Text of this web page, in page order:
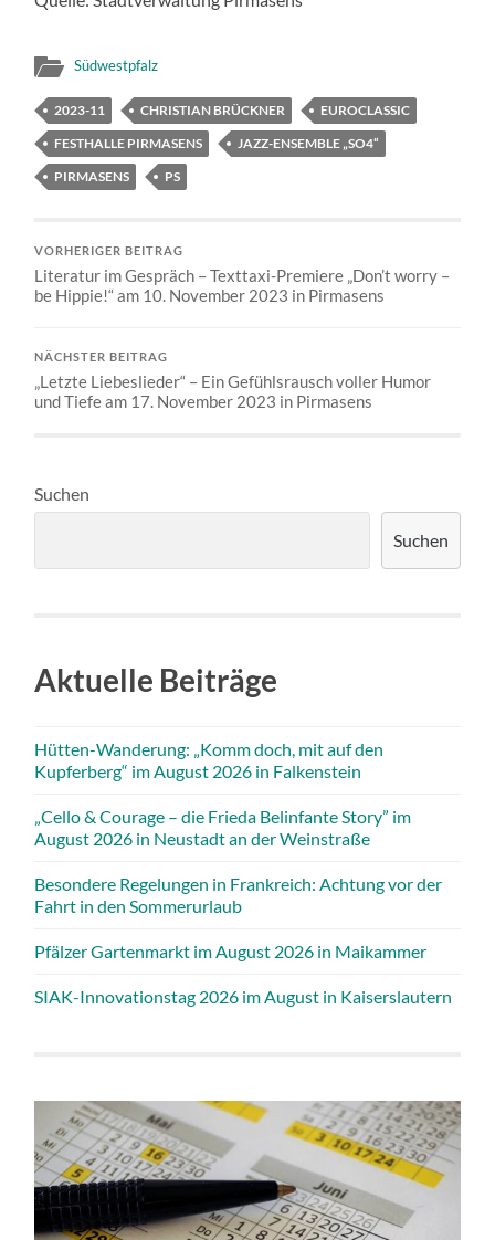
Südwestpfalz
2023-11 CHRISTIAN BRÜCKNER
EUROCLASSIC
FESTHALLE PIRMASENS
JAZZ-ENSEMBLE „SO4“
PIRMASENS
PS
VORHERIGER BEITRAG
Literatur im Gespräch – Texttaxi-Premiere „Don’t worry –
be Hippie!“ am 10. November 2023 in Pirmasens
NÄCHSTER BEITRAG
„Letzte Liebeslieder“ – Ein Gefühlsrausch voller Humor
und Tiefe am 17. November 2023 in Pirmasens
Suchen
Suchen
Aktuelle Beiträge
Hütten-Wanderung: „Komm doch, mit auf den
Kupferberg“ im August 2026 in Falkenstein
„Cello & Courage – die Frieda Belinfante Story” im
August 2026 in Neustadt an der Weinstraße
Besondere Regelungen in Frankreich: Achtung vor der
Fahrt in den Sommerurlaub
Pfälzer Gartenmarkt im August 2026 in Maikammer
SIAK-Innovationstag 2026 im August in Kaiserslautern